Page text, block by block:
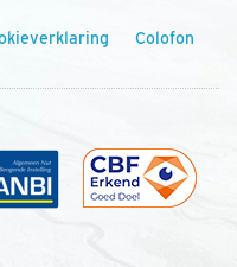
Colofon